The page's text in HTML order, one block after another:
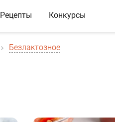
Рецепты Конкурсы
Безлактозное